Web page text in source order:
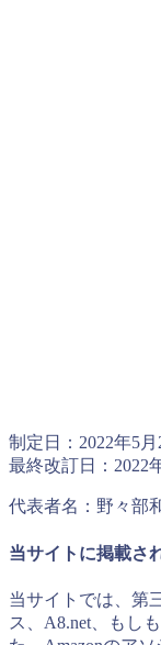
制定日：2022年5月
最終改訂日：2022
代表者名：野々部
当サイトに掲載さ
当サイトでは、第
ス、A8.net、もし